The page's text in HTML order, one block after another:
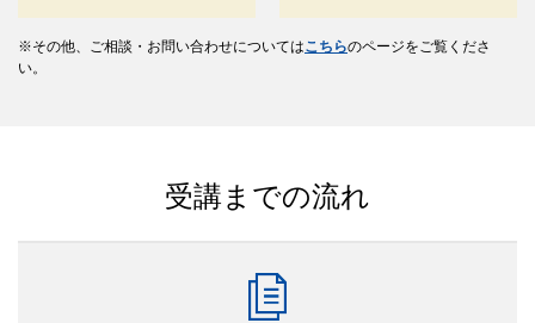
その他、ご相談・お問い合わせについてはこちらのページをご覧くださ
い。
受講までの流れ